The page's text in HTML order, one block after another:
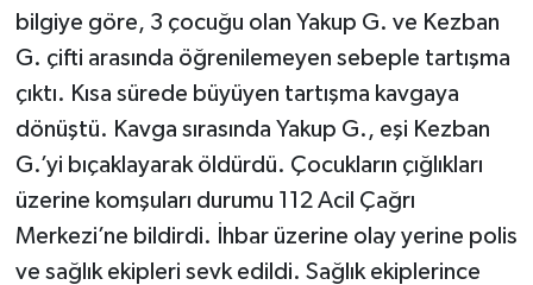
bilgiye göre, 3 çocuğu olan Yakup G. ve Kezban
G. çifti arasında öğrenilemeyen sebeple tartışma
çıktı. Kısa sürede büyüyen tartışma kavgaya
dönüştü. Kavga sırasında Yakup G., eşi Kezban
G.’yi bıçaklayarak öldürdü. Çocukların çığlıkları
üzerine komşuları durumu 112 Acil Çağrı
Merkezi’ne bildirdi. İhbar üzerine olay yerine polis
ve sağlık ekipleri sevk edildi. Sağlık ekiplerince